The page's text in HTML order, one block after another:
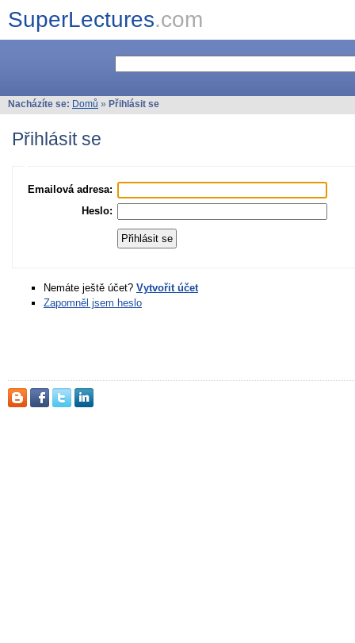
SuperLectures.com
Nacházíte se: Domů » Přihlásit se
Přihlásit se
Emailová adresa:
Heslo:
Nemáte ještě účet? Vytvořit účet
Zapomněl jsem heslo